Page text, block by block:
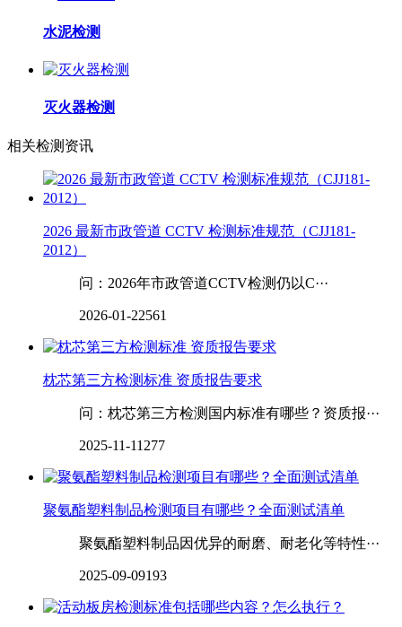
水泥检测
灭火器检测
相关检测资讯
2026 最新市政管道 CCTV 检测标准规范（CJJ181-
2012）
问：2026年市政管道CCTV检测仍以C···
2026-01-22561
枕芯第三方检测标准 资质报告要求
问：枕芯第三方检测国内标准有哪些？资质报···
2025-11-11 277
聚氨酯塑料制品检测项目有哪些？全面测试清单
聚氨酯塑料制品因优异的耐磨、耐老化等特性···
2025-09-09193